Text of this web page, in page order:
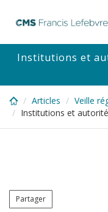
content
Institutions et
Articles
Veille
Institutions et
Partager